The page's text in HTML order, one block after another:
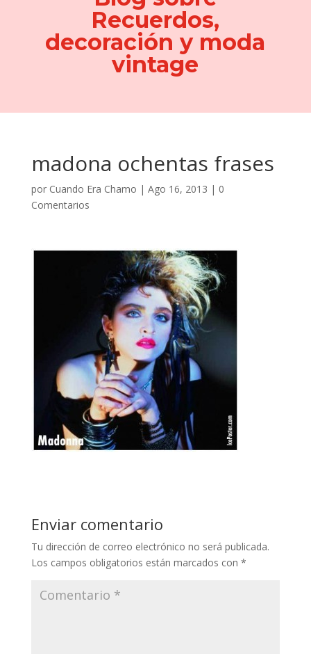
Recuerdos,
decoración y moda
vintage
madona ochentas frases
por Cuando Era Chamo | Ago 16, 2013 | 0
Comentarios
Enviar comentario
Tu dirección de correo electrónico no será publicada.
Los campos obligatorios están marcados con *